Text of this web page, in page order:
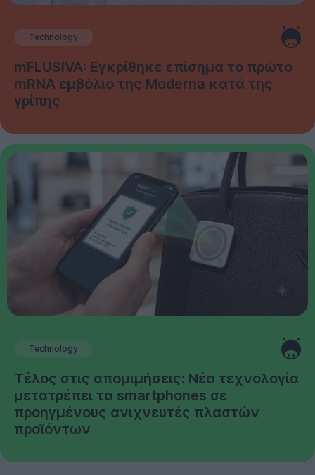
Technology
mFLUSIVA: Εγκρίθηκε επίσημα το πρώτο
mRNA εμβόλιο της Moderna κατά της
γρίπης
Technology
Τέλος στις απομιμήσεις: Νέα τεχνολογία
μετατρέπει τα smartphones σε
προηγμένους ανιχνευτές πλαστών
προϊόντων